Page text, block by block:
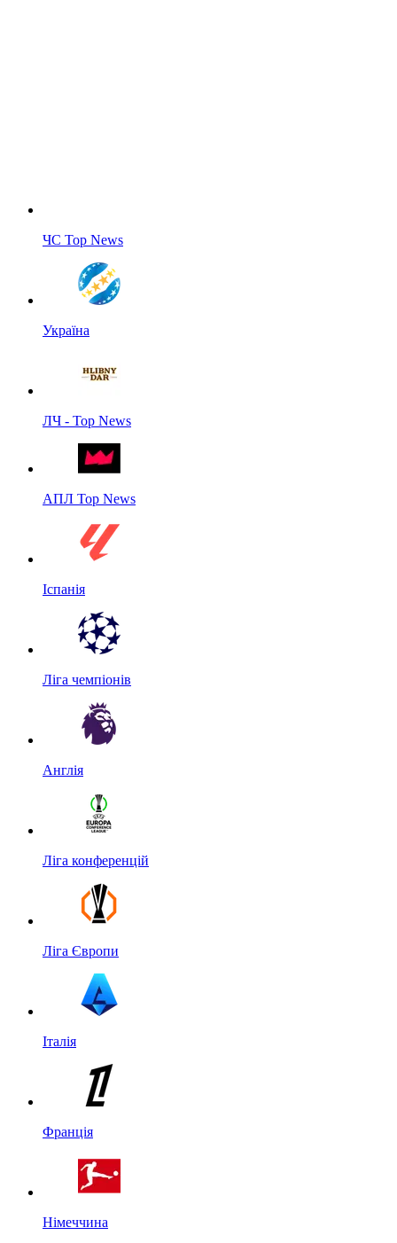
ЧС Top News
Україна
ЛЧ - Top News
АПЛ Top News
Іспанія
Ліга чемпіонів
Англія
Ліга конференцій
Ліга Європи
Італія
Франція
Німеччина